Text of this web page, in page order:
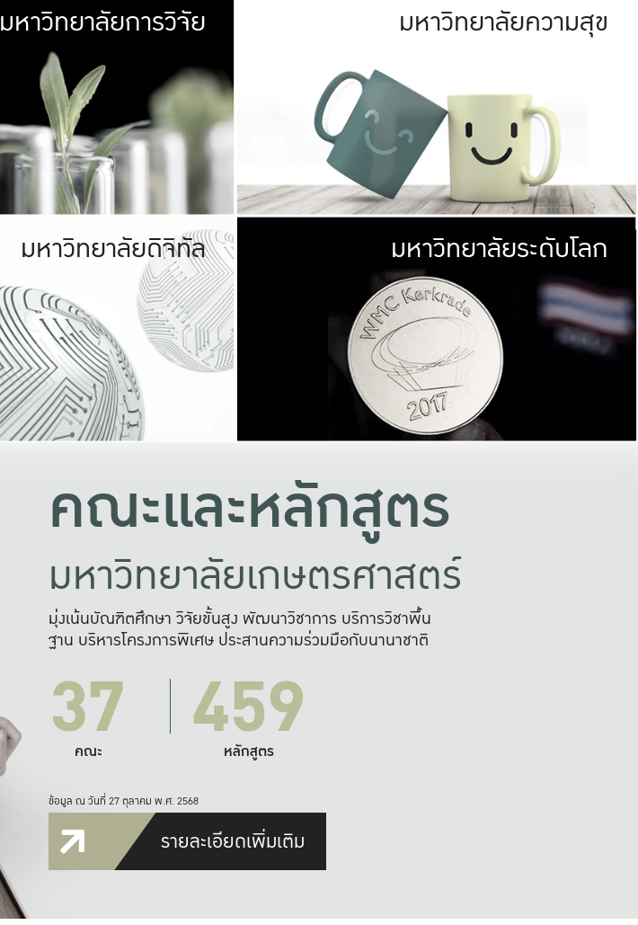
มหาวิทยาลัย
เกษตรศาสตร์ มีพื้นที่เขียวสดใส หนาแน่น
เป็นป่าในเมือง (URBAN FOREST)
เกษตรในเมือง (URBAN AGRICULTURE)
ที่นับรวมกันได้ประมาณ 1,400 ไร่
มหาวิทยาลัยการวิจัย มหาวิทยาลัย
ให้กับประชาชน
มหาวิทยาลัยความสุข
มหาวิทยาลัยรับผิดชอบต่อสังคม
ร่วมมือกับชุมชน เพื่อความกินดีอยู่ดี
และความสุขอย่างยั่งยืน
มองปัญหาในภาพกว้าง
แก้ไขจากปัญหาจุดเล็กๆ
มหาวิทยาลัยดิจิทัล มหาวิทยา
พร้อมที่จ
และผลักดันในการใช้ระบบส
เพื่อการทำงานแ
มหาวิทยาลัยระดับโลก
คณะและหลักสูตร
มหาวิทยาลัยเกษตรศาสตร์
มุ่งเน้นบัณฑิตศึกษา วิจัยขั้นสูง พัฒนาวิชาการ บริการวิชาพื้น
ฐาน บริหารโครงการพิเศษ ประสานความร่วมมือกับนานาชาติ
37
คณะ 459
หลักสูตร
ข้อมูล ณ วันที่ 27 ตุลาคม พ.ศ. 2568
รายละเอียดเพิ่มเติม